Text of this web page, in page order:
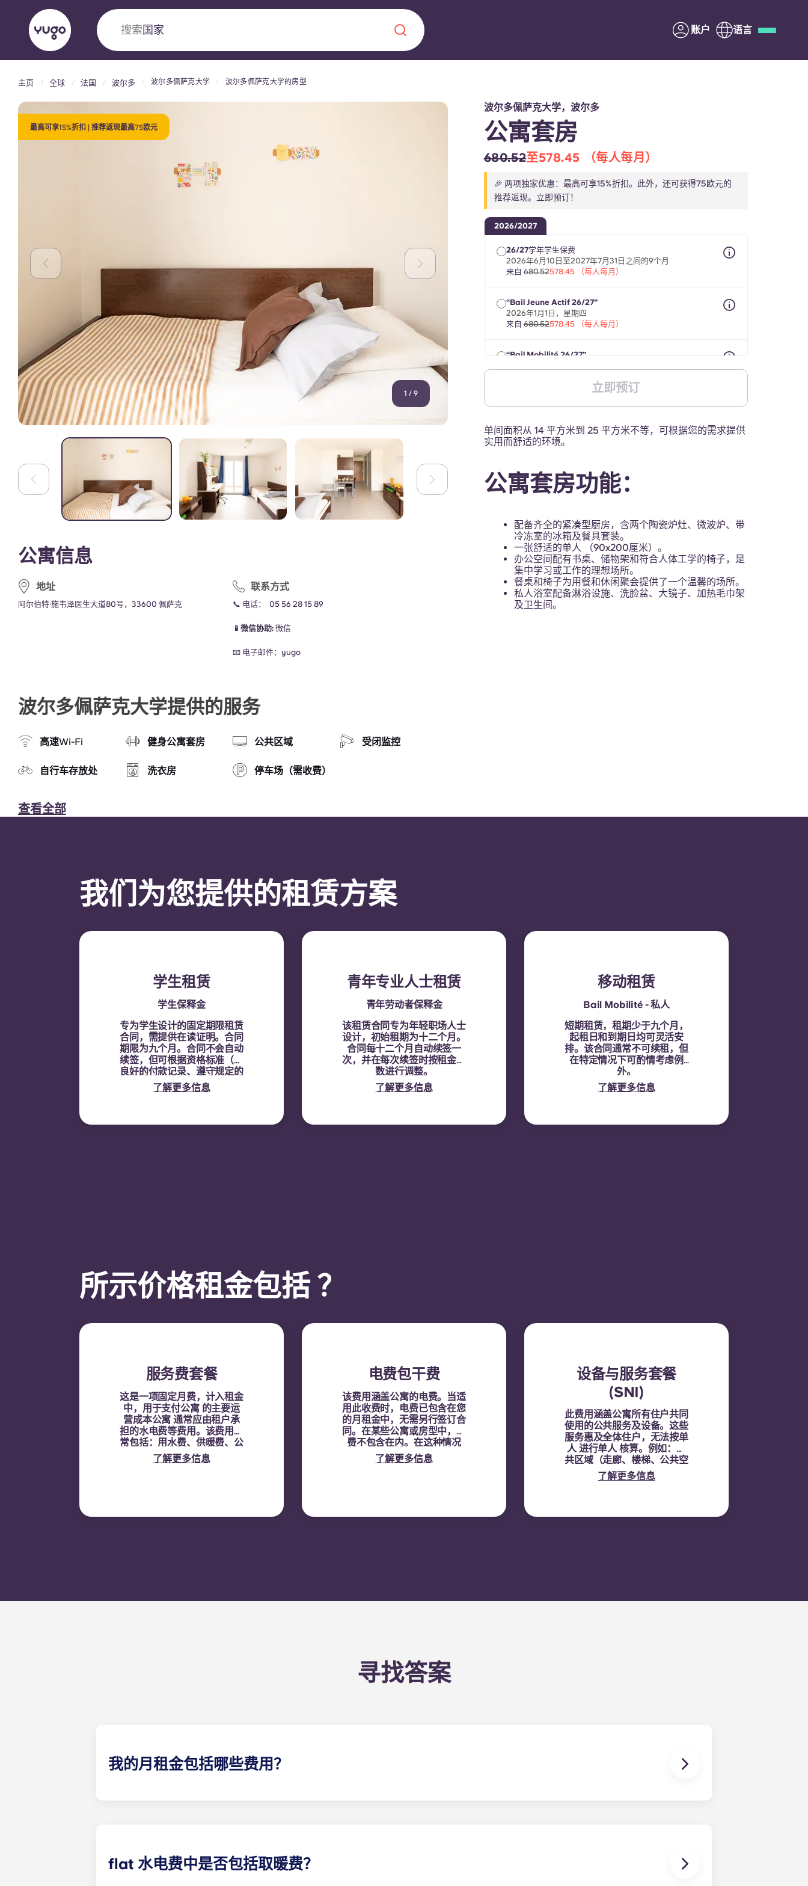
搜索大学 账户 语言
关于我们地点更多
Yugo VCARB：引领公寓新时代 与Yugo合作
常见问题解答
English (GB)
Portuguese
主页 全球 法国 波尔多 波尔多佩萨克大学 波尔多佩萨克大学的房型
最高可享15%折扣 | 推荐返现最高75欧元
1 / 9
公寓信息
地址
阿尔伯特·施韦泽医生大道80号，33600 佩萨克
联系方式
📞 电话：05 56 28 15 89
📱微信协助:微信
📧 电子邮件： yugo
波尔多佩萨克大学提供的服务
高速Wi-Fi 健身公寓套房 公共区域 受闭监控
自行车存放处 洗衣房 停车场（需收费）
查看全部
波尔多佩萨克大学，波尔多
公寓套房
680.52至578.45 （每人每月）
🎉 两项独家优惠：最高可享15%折扣。此外，还可获得75欧元的
推荐返现。立即预订！
2026/2027
26/27学年学生保费
2026年6月10日至2027年7月31日之间的9个月
来自 680.52578.45 （每人每月）
“Bail Jeune Actif 26/27”
2026年1月1日，星期四
来自 680.52578.45 （每人每月）
“Bail Mobilité 26/27”
立即预订
单间面积从 14 平方米到 25 平方米不等，可根据您的需求提供
实用而舒适的环境。
公寓套房功能：
配备齐全的紧凑型厨房，含两个陶瓷炉灶、微波炉、带
冷冻室的冰箱及餐具套装。
一张舒适的单人 （90x200厘米）。
办公空间配有书桌、储物架和符合人体工学的椅子，是
集中学习或工作的理想场所。
餐桌和椅子为用餐和休闲聚会提供了一个温馨的场所。
私人浴室配备淋浴设施、洗脸盆、大镜子、加热毛巾架
及卫生间。
我们为您提供的租赁方案
学生租赁
学生保释金
专为学生设计的固定期限租赁
合同，需提供在读证明。合同
期限为九个月。合同不会自动
续签，但可根据资格标准（如
良好的付款记录、遵守规定的
行为以及房间空置情况）通过
签订新合同进行续租。
了解更多信息
青年专业人士租赁
青年劳动者保释金
该租赁合同专为年轻职场人士
设计，初始租期为十二个月。
合同每十二个月自动续签一
次，并在每次续签时按租金指
数进行调整。
了解更多信息
移动租赁
Bail Mobilité - 私人
短期租赁，租期少于九个月，
起租日和到期日均可灵活安
排。该合同通常不可续租，但
在特定情况下可酌情考虑例
外。
了解更多信息
所示价格租金包括 ？
服务费套餐
这是一项固定月费，计入租金
中，用于支付公寓 的主要运
营成本公寓 通常应由租户承
担的水电费等费用。该费用通
常包括：用水费、供暖费、公
共区域相关费用以及其他公寓
费用。
了解更多信息
电费包干费
该费用涵盖公寓的电费。当适
用此收费时，电费已包含在您
的月租金中，无需另行签订合
同。在某些公寓或房型中，电
费不包含在内。在这种情况
下，租户必须使用公寓的电表
号，直接与供电方签订电费合
了解更多信息
设备与服务套餐
(SNI)
此费用涵盖公寓所有住户共同
使用的公共服务及设备。这些
服务惠及全体住户，无法按单
人 进行单人 核算。例如：公
共区域（走廊、楼梯、公共空
间）的清洁、公共区域的照
明、电梯维护、庭院或户外
了解更多信息
寻找答案
我的月租金包括哪些费用？
flat 水电费中是否包括取暖费？